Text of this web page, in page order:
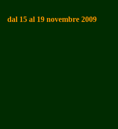
dal 15 al 19 novembre 2009